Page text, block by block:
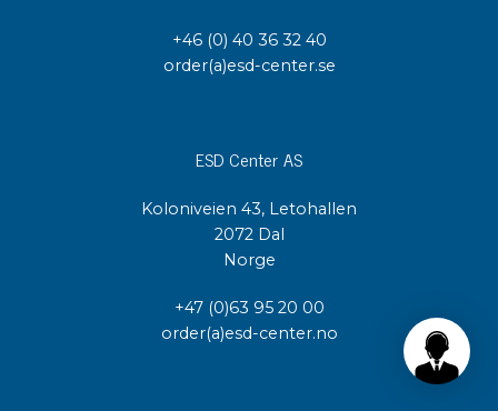
+46 (0) 40 36 32 40
order(a)esd-center.se
ESD Center AS
Koloniveien 43, Letohallen
2072 Dal
Norge
+47 (0)63 95 20 00
order(a)esd-center.no